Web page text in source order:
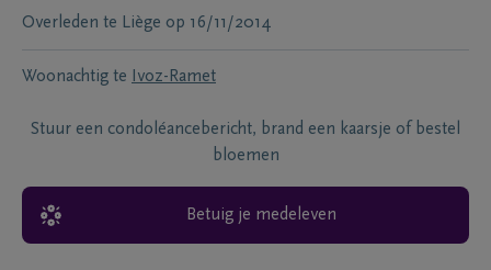
Overleden te Liège op 16/11/2014
Woonachtig te Ivoz-Ramet
Stuur een condoléancebericht, brand een kaarsje of bestel
bloemen
Betuig je medeleven